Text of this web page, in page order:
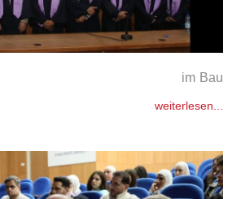
im Bau
weiterlesen...